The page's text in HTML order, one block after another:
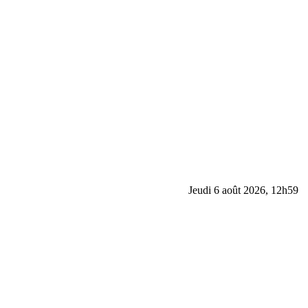
Jeudi 6 août 2026, 12h59